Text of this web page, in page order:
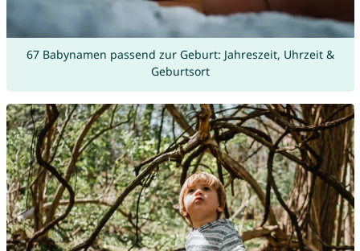
67 Babynamen passend zur Geburt: Jahreszeit, Uhrzeit &
Geburtsort